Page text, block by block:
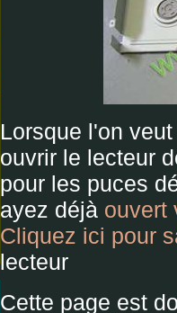
Lorsque l'on
ouvrir le lecteur
pour les puces
ayez déjà ouvert
Cliquez ici pour
lecteur
Cette page est